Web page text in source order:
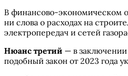
В финансово-экономическом
ни слова о расходах на
электропередач и сетей
Нюанс третий — в
подобный закон от 2023 года